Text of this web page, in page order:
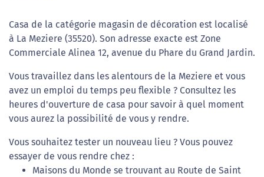
Casa de la catégorie magasin de décoration est localisé
à La Meziere (35520). Son adresse exacte est Zone
Commerciale Alinea 12, avenue du Phare du Grand Jardin.
Vous travaillez dans les alentours de la Meziere et vous
avez un emploi du temps peu flexible ? Consultez les
heures d'ouverture de casa pour savoir à quel moment
vous aurez la possibilité de vous y rendre.
Vous souhaitez tester un nouveau lieu ? Vous pouvez
essayer de vous rendre chez :
Maisons du Monde se trouvant au Route de Saint